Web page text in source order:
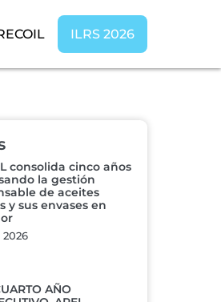
ILRS 2026
consolida cinco años
la gestión
de aceites
y sus envases en
AÑO